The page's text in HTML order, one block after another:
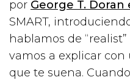
por George T. Doran
SMART,
hablamos de
vamos a explicar
que te suena.